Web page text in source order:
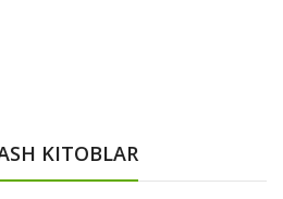
KITOBLAR